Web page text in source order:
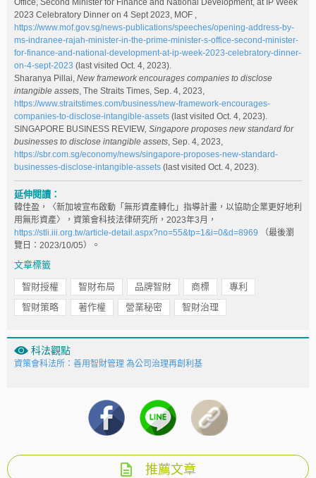
Office, Second Minister for Finance and National Development, at IP Week
2023 Celebratory Dinner on 4 Sept 2023, MOF ,
https://www.mof.gov.sg/news-publications/speeches/opening-address-by-
ms-indranee-rajah-minister-in-the-prime-minister-s-office-second-minister-
for-finance-and-national-development-at-ip-week-2023-celebratory-dinner-
on-4-sept-2023 (last visited Oct. 4, 2023).
Sharanya Pillai, New framework encourages companies to disclose
intangible assets, The Straits Times, Sep. 4, 2023,
https://www.straitstimes.com/business/new-framework-encourages-
companies-to-disclose-intangible-assets (last visited Oct. 4, 2023).
SINGAPORE BUSINESS REVIEW, Singapore proposes new standard for
businesses to disclose intangible assets, Sep. 4, 2023,
https://sbr.com.sg/economy/news/singapore-proposes-new-standard-
businesses-disclose-intangible-assets (last visited Oct. 4, 2023).
延伸閱讀：
韓佳盈，〈新加坡宣布啟動「無形資產轉化」指導計畫，以協助企業更好地利
用無形資產〉，資策會科技法律研究所，2023年3月，
https://stli.iii.org.tw/article-detail.aspx?no=55&tp=1&i=0&d=8969 （最後瀏
覽日：2023/10/05）。
文章標籤
智財授權 智財布局 品牌智財 商標
專利
智財策略
著作權 營業秘密 智財治理
科法觀點
資策會科法所：善用智財管理 為公司治理再創利基
推薦文章